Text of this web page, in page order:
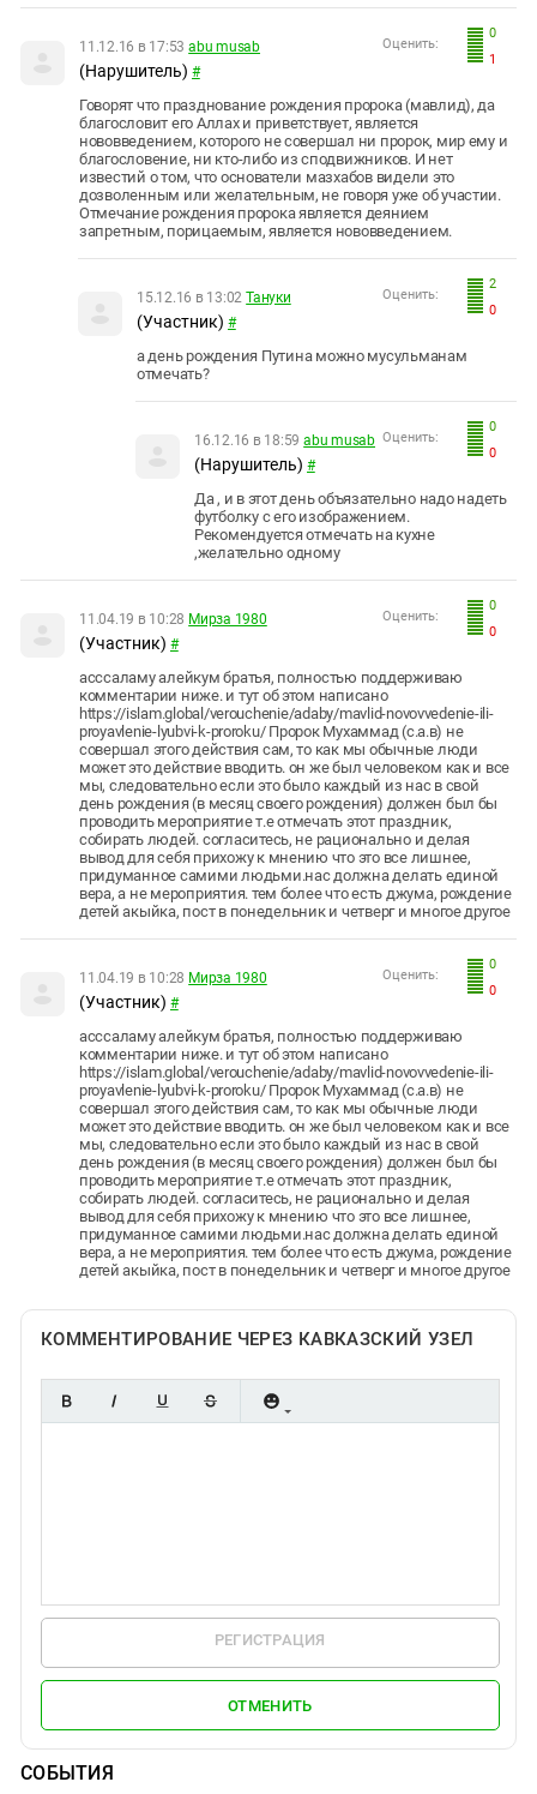
0
1
Оценить:
11.12.16 в 17:53 abu musab
(Нарушитель) #
Говорят что празднование рождения пророка (мавлид), да
благословит его Аллах и приветствует, является
нововведением, которого не совершал ни пророк, мир ему и
благословение, ни кто-либо из сподвижников. И нет
известий о том, что основатели мазхабов видели это
дозволенным или желательным, не говоря уже об участии.
Отмечание рождения пророка является деянием
запретным, порицаемым, является нововведением.
2
0
Оценить:
15.12.16 в 13:02 Тануки
(Участник) #
а день рождения Путина можно мусульманам
отмечать?
0
0
Оценить:
16.12.16 в 18:59 abu musab
(Нарушитель) #
Да , и в этот день объязательно надо надеть
футболку с его изображением.
Рекомендуется отмечать на кухне
,желательно одному
0
0
Оценить:
11.04.19 в 10:28 Мирза 1980
(Участник) #
асссаламу алейкум братья, полностью поддерживаю
комментарии ниже. и тут об этом написано
https://islam.global/verouchenie/adaby/mavlid-novovvedenie-ili-
proyavlenie-lyubvi-k-proroku/ Пророк Мухаммад (с.а.в) не
совершал этого действия сам, то как мы обычные люди
может это действие вводить. он же был человеком как и все
мы, следовательно если это было каждый из нас в свой
день рождения (в месяц своего рождения) должен был бы
проводить мероприятие т.е отмечать этот праздник,
собирать людей. согласитесь, не рационально и делая
вывод для себя прихожу к мнению что это все лишнее,
придуманное самими людьми.нас должна делать единой
вера, а не мероприятия. тем более что есть джума, рождение
детей акыйка, пост в понедельник и четверг и многое другое
0
0
Оценить:
11.04.19 в 10:28 Мирза 1980
(Участник) #
асссаламу алейкум братья, полностью поддерживаю
комментарии ниже. и тут об этом написано
https://islam.global/verouchenie/adaby/mavlid-novovvedenie-ili-
proyavlenie-lyubvi-k-proroku/ Пророк Мухаммад (с.а.в) не
совершал этого действия сам, то как мы обычные люди
может это действие вводить. он же был человеком как и все
мы, следовательно если это было каждый из нас в свой
день рождения (в месяц своего рождения) должен был бы
проводить мероприятие т.е отмечать этот праздник,
собирать людей. согласитесь, не рационально и делая
вывод для себя прихожу к мнению что это все лишнее,
придуманное самими людьми.нас должна делать единой
вера, а не мероприятия. тем более что есть джума, рождение
детей акыйка, пост в понедельник и четверг и многое другое
КОММЕНТИРОВАНИЕ ЧЕРЕЗ КАВКАЗСКИЙ УЗЕЛ
РЕГИСТРАЦИЯ
ОТМЕНИТЬ
СОБЫТИЯ